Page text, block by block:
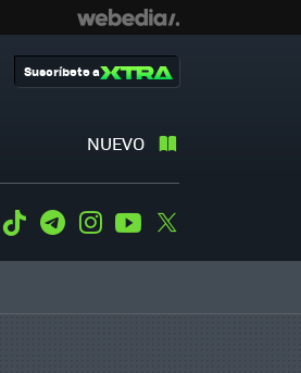
NUEVO
Suscríbete a
WhatsApp
Tiktok TelegramInstagramYoutube